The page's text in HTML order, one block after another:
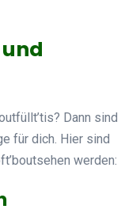
Dann sind
für dich. Hier sind
werden: